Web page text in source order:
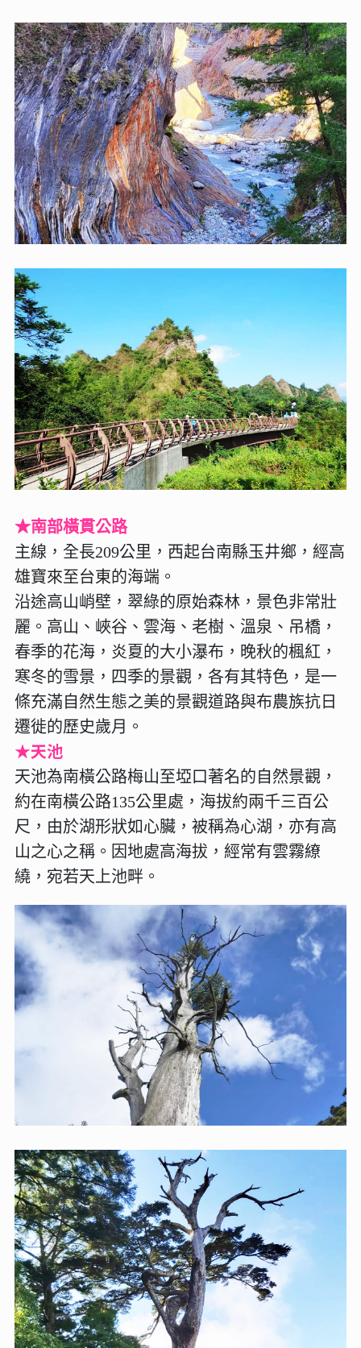
★南部橫貫公路
主線，全長209公里，西起台南縣玉井鄉，經高
雄寶來至台東的海端。
沿途高山峭壁，翠綠的原始森林，景色非常壯
麗。高山、峽谷、雲海、老樹、溫泉、吊橋，
春季的花海，炎夏的大小瀑布，晚秋的楓紅，
寒冬的雪景，四季的景觀，各有其特色，是一
條充滿自然生態之美的景觀道路與布農族抗日
遷徙的歷史歲月。
★天池
天池為南橫公路梅山至埡口著名的自然景觀，
約在南橫公路135公里處，海拔約兩千三百公
尺，由於湖形狀如心臟，被稱為心湖，亦有高
山之心之稱。因地處高海拔，經常有雲霧繚
繞，宛若天上池畔。